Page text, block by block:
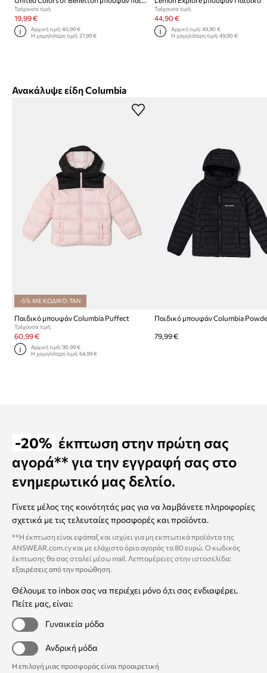
Τρέχουσα τιμή:
19,99 €
Αρχική τιμή:40,99 €
Η χαμηλότερη τιμή:27,99 €
Τρέχουσα τιμή:
44,90 €
Αρχική τιμή: 49,90 €
Η χαμηλότερη τιμή: 49,90 €
Ανακάλυψε είδη Columbia
-5% ΜΕ ΚΩΔΙΚΟ: TAN
Παιδικό μπουφάν Columbia Puffect
Τρέχουσα τιμή:
60,99 €
Αρχική τιμή:90,99 €
Η χαμηλότερη τιμή:64,99 €
Παιδικό μπουφάν Columbia
79,99 €
-20% έκπτωση στην πρώτη σας
αγορά** για την εγγραφή σας στο
ενημερωτικό μας δελτίο.
Γίνετε μέλος της κοινότητάς μας για να λαμβάνετε πληροφορίες
σχετικά με τις τελευταίες προσφορές και προϊόντα.
**Η έκπτωση είναι εφάπαξ και ισχύει για μη εκπτωτικά προϊόντα της
ANSWEAR.com.cy και με ελάχιστο όριο αγοράς τα 80 ευρώ. Ο κωδικός
έκπτωσης θα σας σταλεί μέσω mail. Λεπτομέρειες στην ιστοσελίδα:
εξαιρέσεις από την προώθηση.
Θέλουμε το inbox σας να περιέχει μόνο ό,τι σας ενδιαφέρει.
Πείτε μας, είναι:
Γυναικεία μόδα
Ανδρική μόδα
Η επιλογή μιας προσφοράς είναι προαιρετική